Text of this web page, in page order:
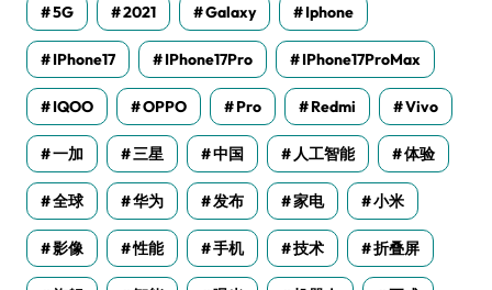
5G 2021 Galaxy Iphone
IPhone17 IPhone17Pro IPhone17ProMax
IQOO OPPO Pro Redmi Vivo
一加 三星 中国 人工智能 体验
全球 华为 发布 家电 小米
影像 性能 手机 技术 折叠屏